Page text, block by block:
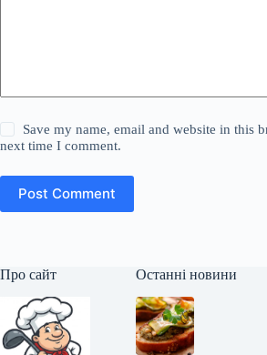
Save my name, email and website in this
next time I comment.
Post Comment
Про сайт Останні новини